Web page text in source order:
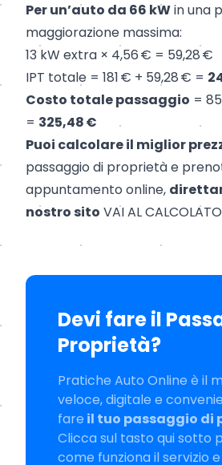
Per un’auto da 66 kWin una
maggiorazione massima:
13 kW extra × 4,56 € = 59,28 €
IPT totale = 181 € + 59,28 € =
Costo totale passaggio =
= 325,48 €
Puoi calcolare il miglior
passaggio di proprietà e
appuntamento online,
nostro sito VAI AL
Devi fare il
Proprietà?
Pratiche Auto Online è il
veloce, digitale e
fare il tuo passaggio di
Clicca sul tasto qui sotto
come funziona il servizio